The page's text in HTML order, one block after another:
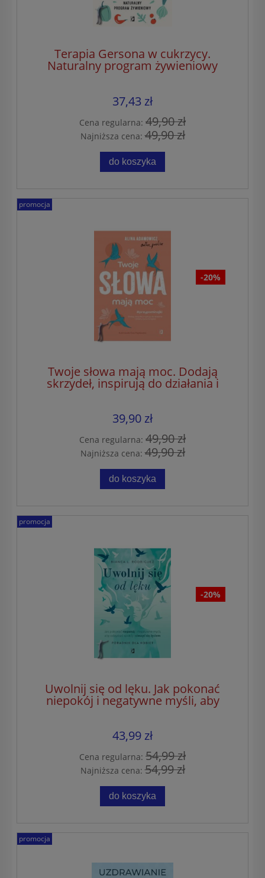
Terapia Gersona w cukrzycy.
Naturalny program żywieniowy
37,43 zł
Cena regularna: 49,90 zł
Najniższa cena:49,90 zł
do koszyka
-20%
Twoje słowa mają moc. Dodają
skrzydeł, inspirują do działania i
zmiany życia na lepsze
39,90 zł
Cena regularna: 49,90 zł
Najniższa cena:49,90 zł
do koszyka
promocja
-20%
Uwolnij się od lęku. Jak pokonać
niepokój i negatywne myśli, aby
odzyskać spokój i cieszyć się życiem
43,99 zł
Cena regularna: 54,99 zł
Najniższa cena:54,99 zł
do koszyka
promocja
promocja